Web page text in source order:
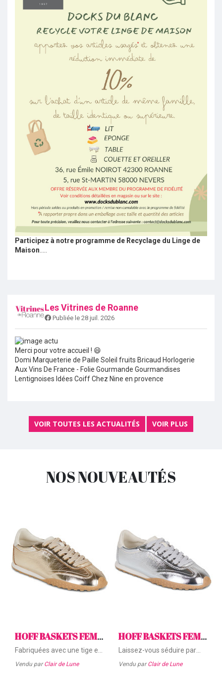
Participez à notre programme de Recyclage du Linge de
Maison.....
Les Vitrines de Roanne
Publiée le 28 juil. 2026
Merci pour votre accueil ! 😄
Domi Marqueterie de Paille Soleil fruits Bricaud Horlogerie
Aux Vins De France - Folie Gourmande Gourmandises
Lentignoises Idées Coiff Chez Nine en provence
VOIR TOUTES LES ACTUALITÉS VOIR PLUS
NOS NOUVEAUTÉS
HOFF BASKETS FEMMES BRIDGE FL GOLD Doré NEW
Fabriquées avec une tige en
cuir de qualité, elles
assurent une allure
Vendu parClair de Lune
HOFF BASKETS FEMMES BRIDGE FL SILVER Argenté NEW
Laissez-vous séduire par
l'élégance moderne des
baskets BRIDGE FL SILVER
Vendu parClair de Lune